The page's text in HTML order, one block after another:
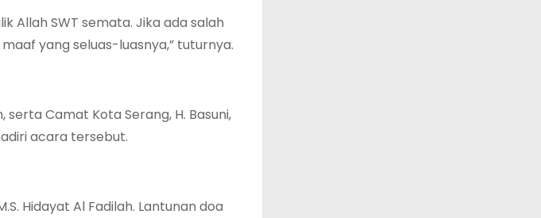
Allah SWT semata. Jika ada salah
yang seluas-luasnya,” tuturnya.
Camat Kota Serang, H. Basuni,
acara tersebut.
Hidayat Al Fadilah. Lantunan doa